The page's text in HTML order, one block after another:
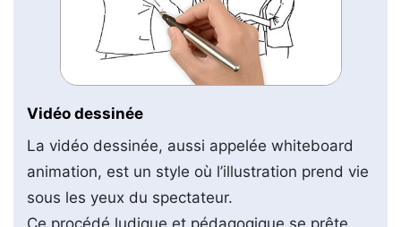
Vidéo dessinée
La vidéo dessinée, aussi appelée whiteboard
animation, est un style où l’illustration prend vie
sous les yeux du spectateur.
Ce procédé ludique et pédagogique se prête